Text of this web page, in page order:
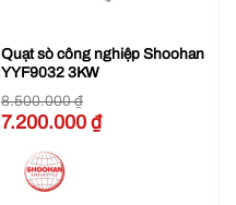
Quạt sò công nghiệp Shoohan
YYF9032 3KW
8.500.000₫
Giá
gốc
8.500.000 ₫.
7.200.000 ₫Giá
hiện